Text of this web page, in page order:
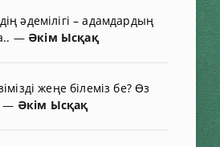
әдемілігі – адамдардың
— Әкім Ысқақ
жеңе білеміз бе? Өз
— Әкім Ысқақ